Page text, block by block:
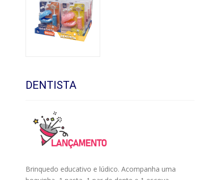
DENTISTA
Brinquedo educativo e lúdico. Acompanha uma